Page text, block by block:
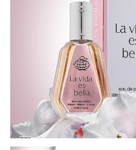
ml.